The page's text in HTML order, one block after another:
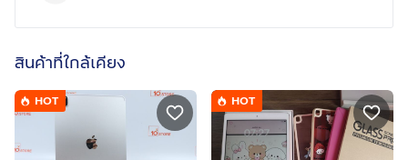
สินค้าที่ใกล้เคียง
HOT HOT